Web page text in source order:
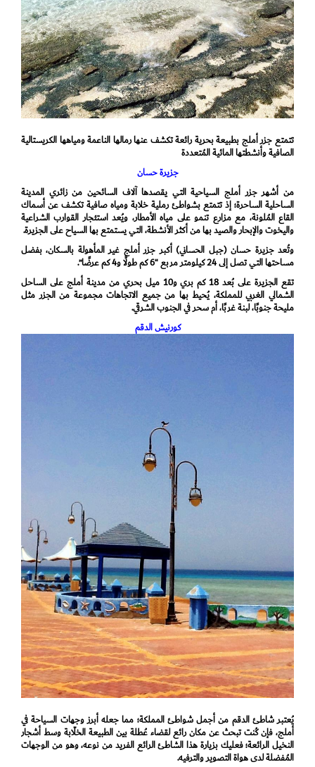
تتمتع جزر أملج بطبيعة بحرية رائعة تكشف عنها رمالها الناعمة ومياهها الكريستالية
الصافية وأنشطتها المائية المُتعددة
جزيرة حسان
من أشهر جزر أملج السياحية التي يقصدها آلاف السائحين من زائري المدينة
الساحلية الساحرة؛ إذ تتمتع بشواطئ رملية خلابة ومياه صافية تكشف عن أسماك
القاع المُلونة، مع مزارع تنمو على مياه الأمطار، ويُعد استئجار القوارب الشراعية
واليخوت والإبحار والصيد بها من أكثر الأنشطة، التي يستمتع بها السياح على الجزيرة.
وتُعد جزيرة حسان (جبل الحساني) أكبر جزر أملج غير المأهولة بالسكان، بفضل
مساحتها التي تصل إلى 24 كيلومتر مربع “6 كم طولًا و4 كم عرضًا”.
تقع الجزيرة على بُعد 18 كم بري و10 ميل بحري من مدينة أملج على الساحل
الشمالي الغربي للمملكة، يُحيط بها من جميع الاتجاهات مجموعة من الجزر مثل
مليحة جنوبًا، لبنة غربًا، أم سحر في الجنوب الشرقي.
كورنيش الدقم
يُعتبر شاطئ الدقم من أجمل شواطئ المملكة؛ مما جعله أبرز وجهات السياحة في
أملج، فإن كُنت تبحث عن مكان رائع لقضاء عُطلة بين الطبيعة الخلّابة وسط أشجار
النخيل الرائعة؛ فعليك بزيارة هذا الشاطئ الرائع الفريد من نوعه، وهو من الوجهات
المُفضلة لدى هواة التصوير والترفيه.